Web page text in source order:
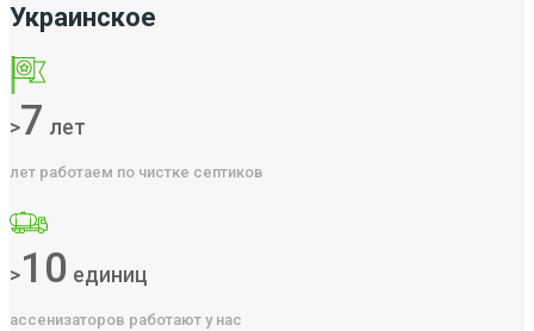
Украинское
>7 лет
лет работаем по чистке септиков
>10 единиц
ассенизаторов работают у нас